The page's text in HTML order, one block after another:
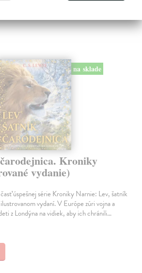
na sklade
Kroniky
vydanie)
úspešnej série Kroniky Narnie: Lev, šatník
vydaní. V Európe zúri vojna a
z Londýna na vidiek, aby ich chránili…